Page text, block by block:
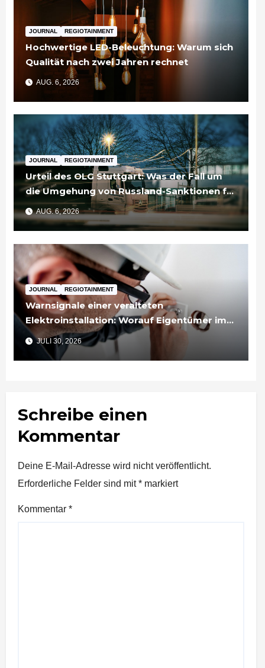
JOURNAL REGIOTAINMENT
Hochwertige LED-Beleuchtung: Warum sich
Qualität nach zwei Jahren rechnet
AUG. 6, 2026
JOURNAL REGIOTAINMENT
Urteil des OLG Stuttgart: Was der Fall um
die Umgehung von Russland-Sanktionen für
Unternehmen bedeutet
AUG. 6, 2026
JOURNAL REGIOTAINMENT
Warnsignale einer veralteten
Elektroinstallation: Worauf Eigentümer im
Rems-Murr-Kreis achten sollten
JULI 30, 2026
Schreibe einen
Kommentar
Deine E-Mail-Adresse wird nicht veröffentlicht.
Erforderliche Felder sind mit* markiert
Kommentar *